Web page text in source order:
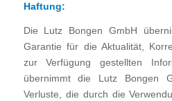
Haftung:
Die Lutz Bongen GmbH
Garantie für die Aktualität,
zur Verfügung gestellten
übernimmt die Lutz Bongen
Verluste, die durch die